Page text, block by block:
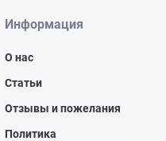
Информация
О нас
Статьи
Отзывы и пожелания
Политика